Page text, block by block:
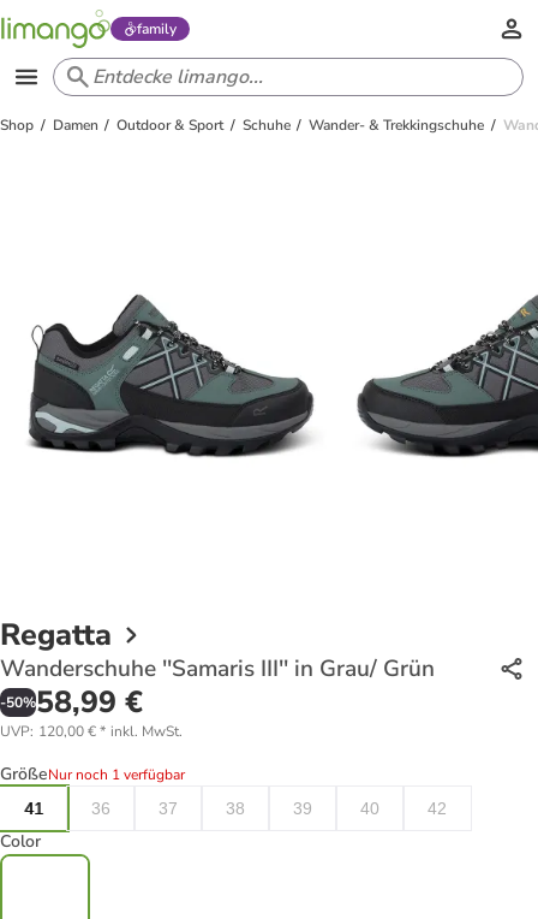
family
Shop Damen Outdoor & Sport Schuhe Wander- & Trekkingschuhe
Regatta
Wanderschuhe ''Samaris III'' in Grau/ Grün
-50%58,99 €
UVP: 120,00 €* inkl. MwSt.
GrößeNur noch 1 verfügbar
41
36 37 38 39 40 42
Color